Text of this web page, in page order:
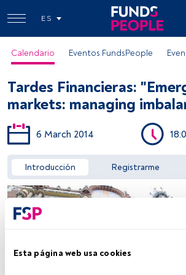
Esta página web usa cookies
ES
Calendario Eventos FundsPeople
Tardes Financieras:
markets: managing
6 March 2014
Introducción Registrarme